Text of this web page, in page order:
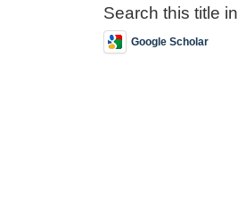
Search this title in
Google Scholar